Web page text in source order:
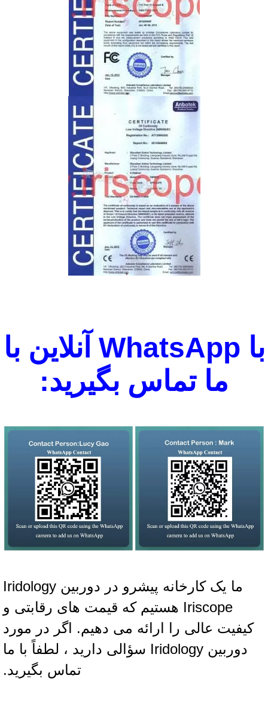
با WhatsApp آنلاین با
ما تماس بگیرید:
ما یک کارخانه پیشرو در دوربین Iridology
Iriscope هستیم که قیمت های رقابتی و
کیفیت عالی را ارائه می دهیم. اگر در مورد
دوربین Iridology سؤالی دارید ، لطفاً با ما
تماس بگیرید.